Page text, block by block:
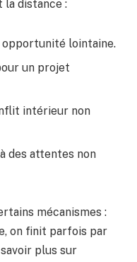
la distance :
lointaine.
un projet
intérieur non
des attentes non
mécanismes :
on finit parfois par
plus sur